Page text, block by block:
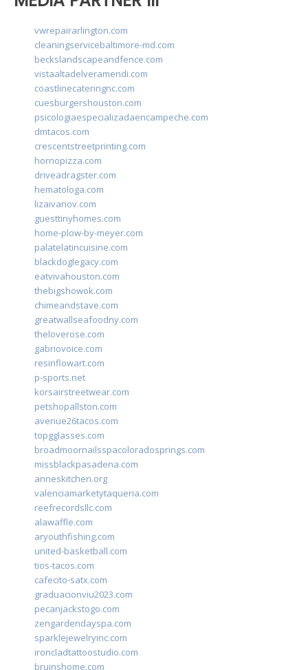
vwrepairarlington.com
cleaningservicebaltimore-md.com
beckslandscapeandfence.com
vistaaltadelveramendi.com
coastlinecateringnc.com
cuesburgershouston.com
psicologiaespecializadaencampeche.com
dmtacos.com
crescentstreetprinting.com
hornopizza.com
driveadragster.com
hematologa.com
lizaivanov.com
guesttinyhomes.com
home-plow-by-meyer.com
palatelatincuisine.com
blackdoglegacy.com
eatvivahouston.com
thebigshowok.com
chimeandstave.com
greatwallseafoodny.com
theloverose.com
gabriovoice.com
resinflowart.com
p-sports.net
korsairstreetwear.com
petshopallston.com
avenue26tacos.com
topgglasses.com
broadmoornailsspacoloradosprings.com
missblackpasadena.com
anneskitchen.org
valenciamarketytaqueria.com
reefrecordsllc.com
alawaffle.com
aryouthfishing.com
united-basketball.com
tios-tacos.com
cafecito-satx.com
graduacionviu2023.com
pecanjackstogo.com
zengardendayspa.com
sparklejewelryinc.com
ironcladtattoostudio.com
bruinshome.com